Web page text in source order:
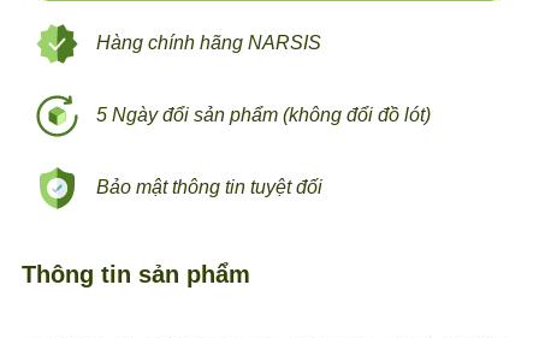
5 Ngày đổi sản phẩm (không đổi đồ lót)
Bảo mật thông tin tuyệt đối
Hàng chính hãng NARSIS
Thông tin sản phẩm